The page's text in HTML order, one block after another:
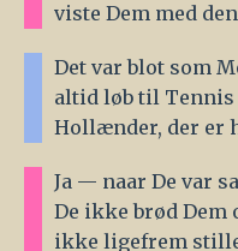
viste Dem med
Det var blot som
altid løb til Tennis
Hollænder, der er
Ja — naar De var
De ikke brød Dem
ikke ligefrem